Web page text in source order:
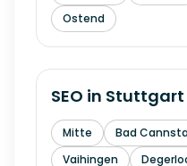
Ostend
SEO in Stuttgart
Mitte Bad
Vaihingen